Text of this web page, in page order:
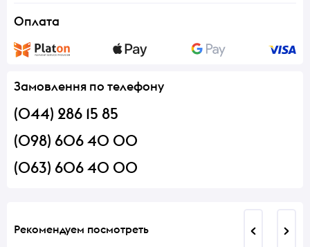
Оплата
Замовлення по телефону
(044) 286 15 85
(098) 606 40 00
(063) 606 40 00
Рекомендуем посмотреть